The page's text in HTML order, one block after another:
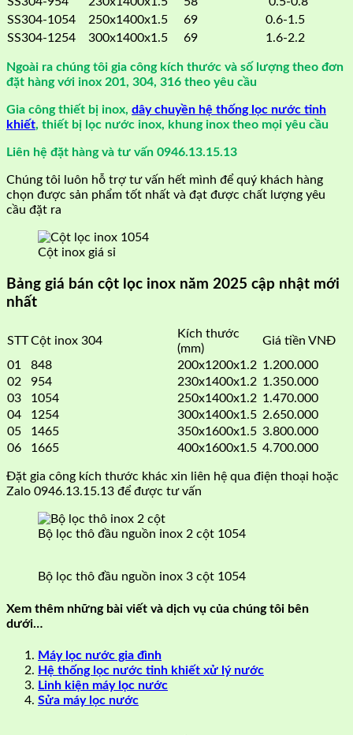
SS304-1054
250x1400x1.5 69
0.6-1.5
SS304-1254
300x1400x1.5 69 1.6-2.2
Ngoài ra chúng tôi gia công kích thước và số lượng theo đơn
đặt hàng với inox 201, 304, 316 theo yêu cầu
Gia công thiết bị inox, dây chuyền hệ thống lọc nước tinh
khiết, thiết bị lọc nước inox, khung inox theo mọi yêu cầu
Liên hệ đặt hàng và tư vấn 0946.13.15.13
Chúng tôi luôn hỗ trợ tư vấn hết mình để quý khách hàng
chọn được sản phẩm tốt nhất và đạt được chất lượng yêu
cầu đặt ra
Cột inox giá sỉ
Bảng giá bán cột lọc inox năm 2025 cập nhật mới
nhất
STTCột inox 304
Kích thước
(mm)
Giá tiền VNĐ
01
848 200x1200x1.2 1.200.000
02
954 230x1400x1.2 1.350.000
03
1054 250x1400x1.2 1.470.000
04
1254 300x1400x1.5 2.650.000
05
1465 350x1600x1.5 3.800.000
06
1665 400x1600x1.5 4.700.000
Đặt gia công kích thước khác xin liên hệ qua điện thoại hoặc
Zalo 0946.13.15.13 để được tư vấn
Bộ lọc thô đầu nguồn inox 2 cột 1054
Bộ lọc thô đầu nguồn inox 3 cột 1054
Xem thêm những bài viết và dịch vụ của chúng tôi bên
dưới…
Máy lọc nước gia đình
Hệ thống lọc nước tinh khiết xử lý nước
Linh kiện máy lọc nước
Sửa máy lọc nước